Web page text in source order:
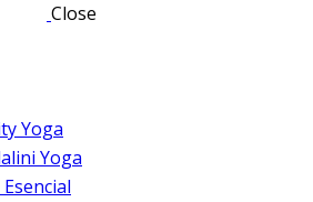
Close
Yoga
Yoga